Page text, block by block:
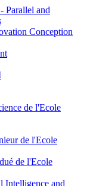
Parallel and
Conception
de l'Ecole
de l'Ecole
de l'Ecole
and